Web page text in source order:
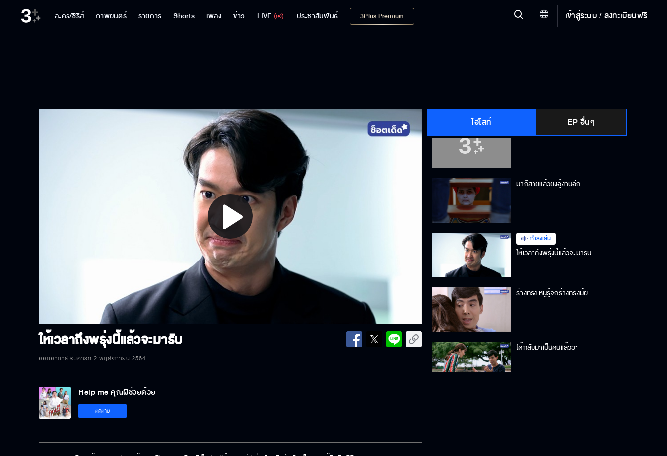
ละคร/ซีรีส์ ภาพยนตร์ รายการ Shorts เพลง ข่าว LIVE ประชาสัมพันธ์ 3Plus Premium เข้าสู่ระบบ / ลงทะเบียนฟรี
Play
Video
ให้เวลาถึงพรุ่งนี้แล้วจะมารับ
ออกอากาศ อังคารที่ 2 พฤศจิกายน 2564
ไฮไลท์ EP อื่นๆ
ยืนให้สิบล้อชน มันน่ากลัวจริงๆ
มาก็สายแล้วยังอู้งานอีก
กำลังเล่น
ให้เวลาถึงพรุ่งนี้แล้วจะมารับ
ร่างทรง หนูรู้จักร่างทรงมั้ย
ได้กลับมาเป็นคนแล้วอะ
Help me คุณผีช่วยด้วย
ติดตาม